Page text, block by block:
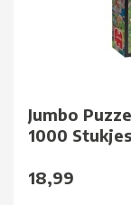
Jumbo
1000 Stukjes
18,99